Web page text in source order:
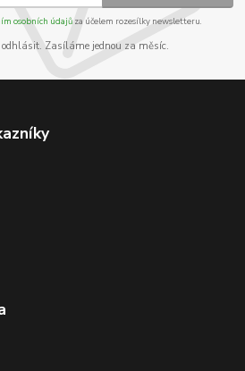
osobních údajůza účelem rozesílky newsletteru.
odhlásit. Zasíláme jednou za měsíc.